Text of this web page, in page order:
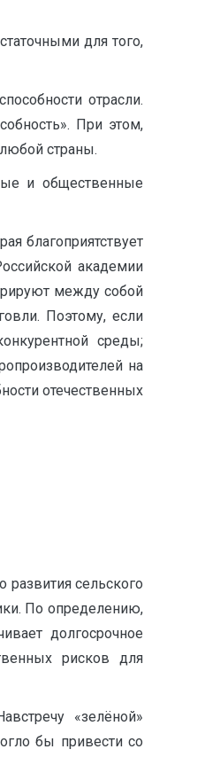
для того,
отрасли.
При этом,
страны.
и общественные
благоприятствует
академии
между собой
Поэтому, если
среды;
на
отечественных
сельского
По определению,
долгосрочное
рисков для
«зелёной»
бы привести со